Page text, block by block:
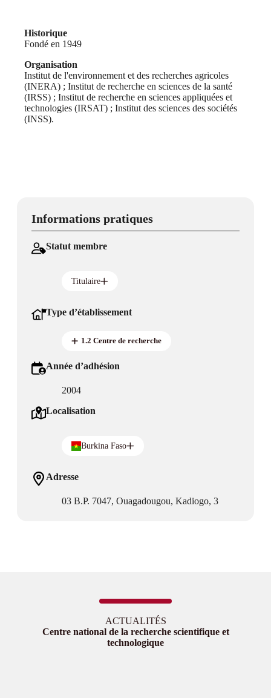
Historique
Fondé en 1949
Organisation
Institut de l'environnement et des recherches agricoles
(INERA) ; Institut de recherche en sciences de la santé
(IRSS) ; Institut de recherche en sciences appliquées et
technologies (IRSAT) ; Institut des sciences des sociétés
(INSS).
Informations pratiques
Statut membre
Titulaire
Type d’établissement
1.2 Centre de recherche
Année d’adhésion
2004
Localisation
Burkina Faso
Adresse
03 B.P. 7047, Ouagadougou, Kadiogo, 3
ACTUALITÉS
Centre national de la recherche scientifique et
technologique